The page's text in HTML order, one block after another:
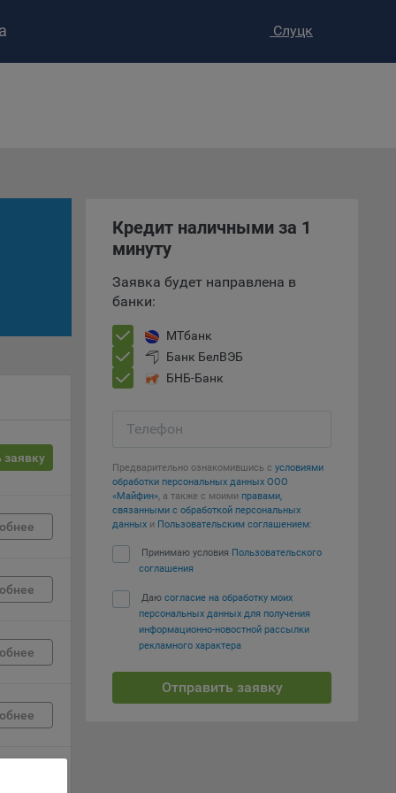
если
Слуцк
заявку
Кредит наличными за 1
минуту
Заявка будет направлена в
банки:
МТбанк
Банк БелВЭБ
БНБ-Банк
Телефон
Предварительно ознакомившись с условиями
обработки персональных данных ООО
«Майфин», а также с моими правами,
связанными с обработкой персональных
данных и Пользовательским соглашением:
Принимаю условия Пользовательского
соглашения
Даю согласие на обработку моих
персональных данных для получения
информационно-новостной рассылки
рекламного характера
Отправить заявку